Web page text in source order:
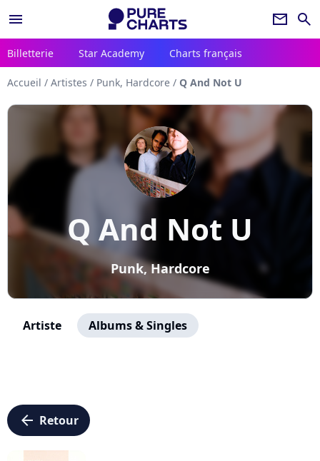
menu newsletter search
Billetterie Star Academy Charts français
Accueil / Artistes / Punk, Hardcore / Q And Not U
Q And Not U
Punk, Hardcore
Artiste Albums & Singles
arrow_left Retour